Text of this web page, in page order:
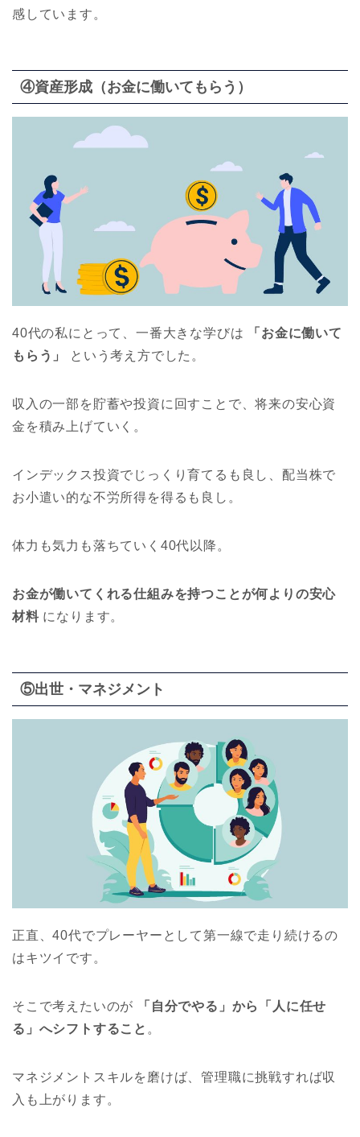
感しています。
④資産形成（お金に働いてもらう）
40代の私にとって、一番大きな学びは
「お金に働いて
もらう」
という考え方でした。
収入の一部を貯蓄や投資に回すことで、将来の安心資
金を積み上げていく。
インデックス投資でじっくり育てるも良し、配当株で
お小遣い的な不労所得を得るも良し。
体力も気力も落ちていく40代以降。
お金が働いてくれる仕組みを持つことが何よりの安心
材料になります。
⑤出世・マネジメント
正直、40代でプレーヤーとして第一線で走り続けるの
はキツイです。
そこで考えたいのが
「自分でやる」から「人に任せ
る」へシフトすること 。
マネジメントスキルを磨けば、管理職に挑戦すれば収
入も上がります。